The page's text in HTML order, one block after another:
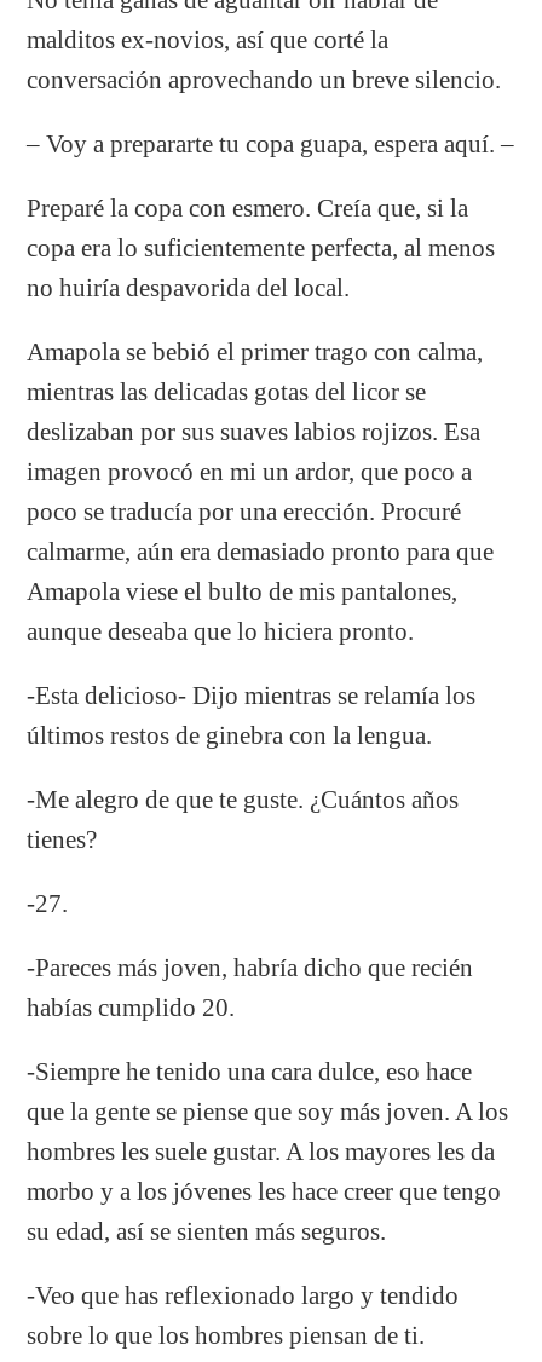
malditos ex-novios, así que corté la
conversación aprovechando un breve silencio.
– Voy a prepararte tu copa guapa, espera aquí. –
Preparé la copa con esmero. Creía que, si la
copa era lo suficientemente perfecta, al menos
no huiría despavorida del local.
Amapola se bebió el primer trago con calma,
mientras las delicadas gotas del licor se
deslizaban por sus suaves labios rojizos. Esa
imagen provocó en mi un ardor, que poco a
poco se traducía por una erección. Procuré
calmarme, aún era demasiado pronto para que
Amapola viese el bulto de mis pantalones,
aunque deseaba que lo hiciera pronto.
-Esta delicioso- Dijo mientras se relamía los
últimos restos de ginebra con la lengua.
-Me alegro de que te guste. ¿Cuántos años
tienes?
-27.
-Pareces más joven, habría dicho que recién
habías cumplido 20.
-Siempre he tenido una cara dulce, eso hace
que la gente se piense que soy más joven. A los
hombres les suele gustar. A los mayores les da
morbo y a los jóvenes les hace creer que tengo
su edad, así se sienten más seguros.
-Veo que has reflexionado largo y tendido
sobre lo que los hombres piensan de ti.